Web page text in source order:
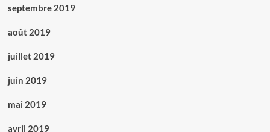
septembre 2019
août 2019
juillet 2019
juin 2019
mai 2019
avril 2019